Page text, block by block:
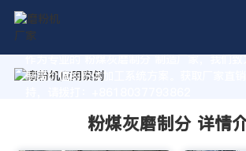
作为专业的 粉煤灰磨制分 制造厂家，我们
制高价值的粉体加工系统方案。获取厂家直销
粉煤灰磨制分 详情